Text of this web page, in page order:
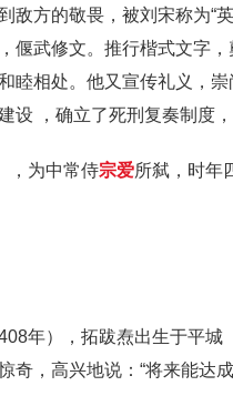
敌方的敬畏，被刘宋称为“
偃武修文。推行楷式文字
睦相处。他又宣传礼义，
设 ，确立了死刑复奏制度
，为中常侍宗爱所弑，时年
年），拓跋焘出生于平城
奇，高兴地说：“将来能达